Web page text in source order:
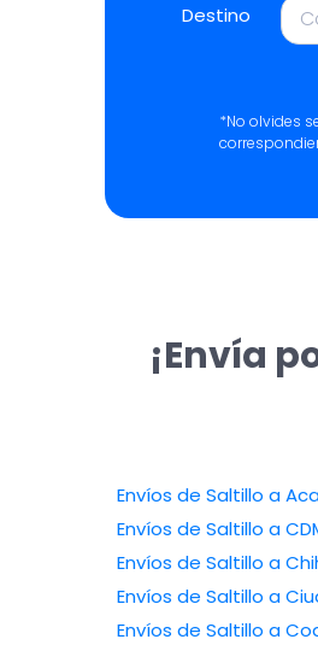
Destino
*No olvides
¡Envía
Envíos de Saltillo a
Envíos de Saltillo a
Envíos de Saltillo a
Envíos de Saltillo a
Envíos de Saltillo a